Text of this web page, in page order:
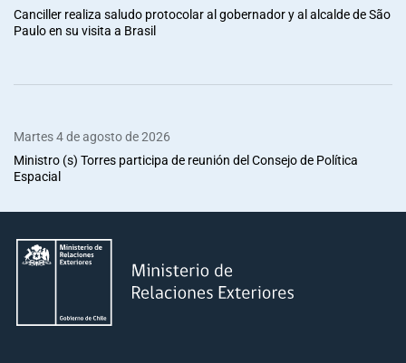
Canciller realiza saludo protocolar al gobernador y al alcalde de São
Paulo en su visita a Brasil
Martes 4 de agosto de 2026
Ministro (s) Torres participa de reunión del Consejo de Política
Espacial